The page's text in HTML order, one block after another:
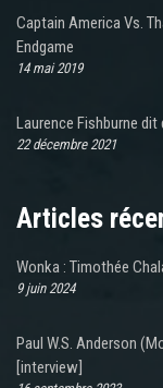
Captain America Vs.
Endgame
14 mai 2019
Laurence Fishburne
22 décembre 2021
Articles
Wonka : Timothée
9 juin 2024
Paul W.S. Anderson
[interview]